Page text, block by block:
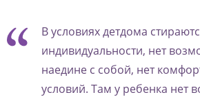
В условиях детдома
индивидуальности, нет
наедине с собой, нет
условий. Там у ребенка нет